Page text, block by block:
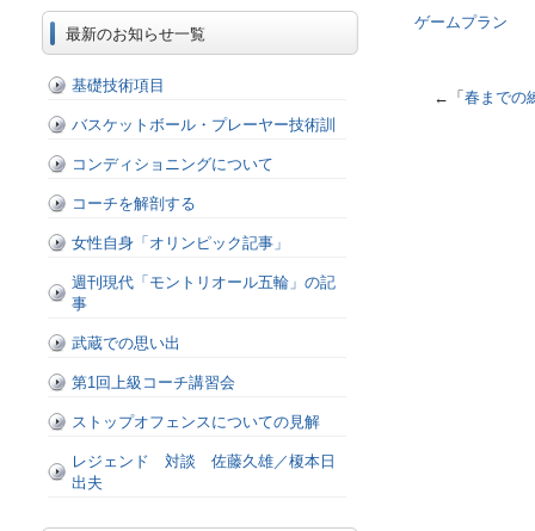
ゲームプラン
←「 春までの
最新のお知らせ一覧
基礎技術項目
バスケットボール・プレーヤー技術訓
コンディショニングについて
コーチを解剖する
女性自身「オリンピック記事」
週刊現代「モントリオール五輪」の記
事
武蔵での思い出
第1回上級コーチ講習会
ストップオフェンスについての見解
レジェンド 対談 佐藤久雄／榎本日
出夫